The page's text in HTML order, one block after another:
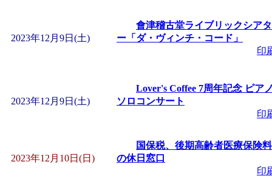
「まだまだ暑い！コ
ットせよ！」 受付期
皆鶴姫のこびる塾
」 受付期間：～
2023年12月9日(土)
會津稽古堂ライブリックシアタ
ー「ダ・ヴィンチ・コード」
印
2023年12月9日(土)
Lover's Coffee 7周年記念 ピア
ソロコンサート
印
2023年12月10日(日)
国保税、後期高齢者医療保険料
の休日窓口
印